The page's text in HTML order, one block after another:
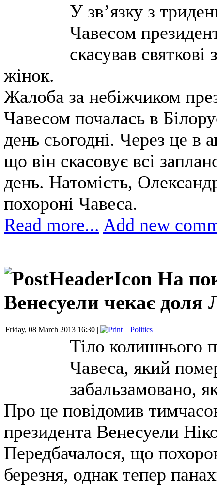
У зв’язку з
Чавесом
скасував
жінок.
Жалоба за небіжчиком
Чавесом почалась в
день сьогодні. Через це в
що він скасовує всі
день. Натомість,
похороні Чавеса.
Read more... Add new
На
Венесуели чекає доля
Friday, 08 March 2013 16:30 | Politics
Тіло колишнього
Чавеса, який
забальзамовано,
Про це повідомив
президента Венесуели
Передбачалося, що
березня, однак тепер